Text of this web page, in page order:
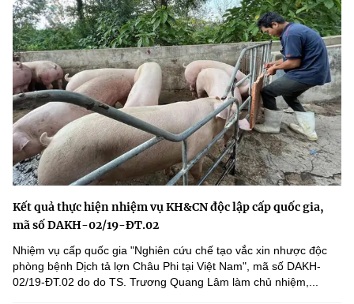
Kết quả thực hiện nhiệm vụ KH&CN độc lập cấp quốc gia,
mã số DAKH-02/19-ĐT.02
Nhiệm vụ cấp quốc gia "Nghiên cứu chế tạo vắc xin nhược độc
phòng bệnh Dịch tả lợn Châu Phi tại Việt Nam", mã số DAKH-
02/19-ĐT.02 do do TS. Trương Quang Lâm làm chủ nhiệm,...